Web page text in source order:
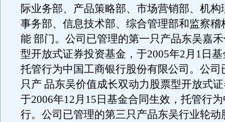
际业务部、产品策略部、市场营销部、机构
事务部、信息技术部、综合管理部和监察稽
能 部门。公司已管理的第一只产品东吴嘉
型开放式证券投资基金，于2005年2月1日
托管行为中国工商银行股份有限公司。公司
只产 品东吴价值成长双动力股票型开放式
于2006年12月15日基金合同生效，托管行
行。公司已管理的第三只产品东吴行业轮动